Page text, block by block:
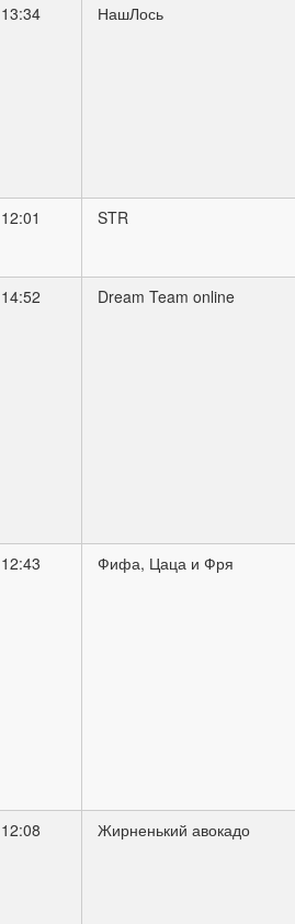
13:34 НашЛось
12:01 STR
14:52 Dream Team online
12:43 Фифа, Цаца и Фря
12:08 Жирненький авокадо